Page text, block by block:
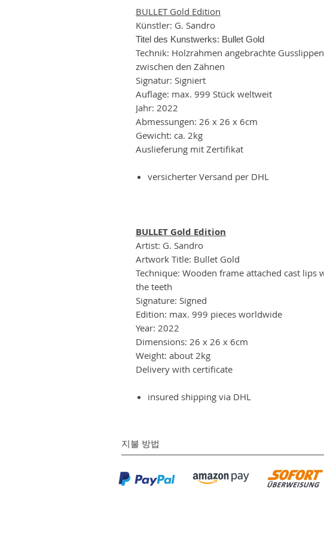
BULLET Gold Edition
Künstler: G. Sandro
Titel des Kunstwerks: Bullet Gold
Technik: Holzrahmen angebrachte
zwischen den Zähnen
Signatur: Signiert
Auflage: max. 999 Stück weltweit
Jahr: 2022
Abmessungen: 26 x 26 x 6cm
Gewicht: ca. 2kg
Auslieferung mit Zertifikat
versicherter Versand per DHL
BULLET Gold Edition
Artist: G. Sandro
Artwork Title: Bullet Gold
Technique: Wooden frame attached cast lips
the teeth
Signature: Signed
Edition: max. 999 pieces worldwide
Year: 2022
Dimensions: 26 x 26 x 6cm
Weight: about 2kg
Delivery with certificate
insured shipping via DHL
지불 방법